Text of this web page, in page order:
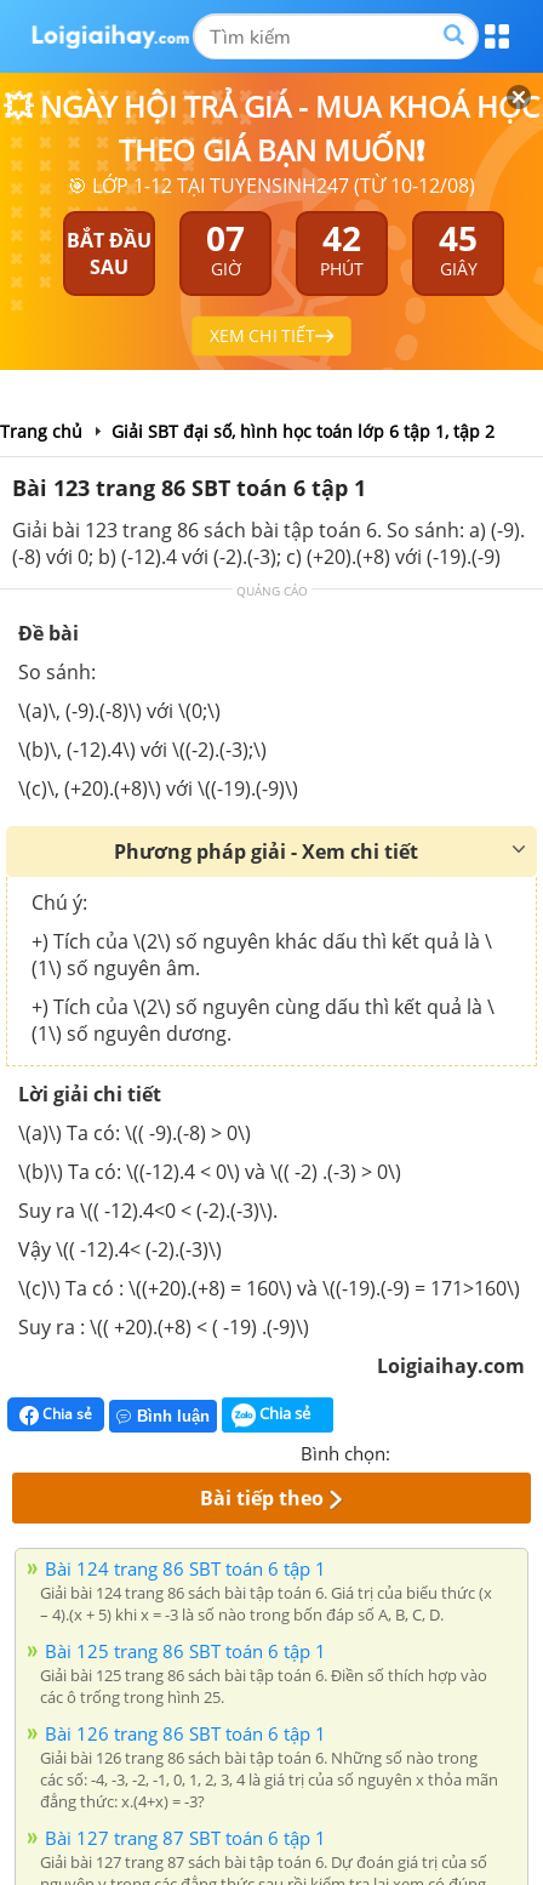
💥 NGÀY HỘI TRẢ GIÁ - MUA KHOÁ HỌC
THEO GIÁ BẠN MUỐN❗
🎯 LỚP 1-12 TẠI TUYENSINH247 (TỪ 10-12/08)
BẮT ĐẦU
SAU
07
GIỜ
42
PHÚT
44
GIÂY
XEM CHI TIẾT
Trang chủ Giải SBT đại số, hình học toán lớp 6 tập 1, tập 2
Bài 123 trang 86 SBT toán 6 tập 1
Giải bài 123 trang 86 sách bài tập toán 6. So sánh: a) (-9).
(-8) với 0; b) (-12).4 với (-2).(-3); c) (+20).(+8) với (-19).(-9)
QUẢNG CÁO
Đề bài
So sánh:
\(a)\, (-9).(-8)\) với \(0;\)
\(b)\, (-12).4\) với \((-2).(-3);\)
\(c)\, (+20).(+8)\) với \((-19).(-9)\)
Phương pháp giải - Xem chi tiết
Chú ý:
+) Tích của \(2\) số nguyên khác dấu thì kết quả là \
(1\) số nguyên âm.
+) Tích của \(2\) số nguyên cùng dấu thì kết quả là \
(1\) số nguyên dương.
Lời giải chi tiết
\(a)\) Ta có: \(( -9).(-8) > 0\)
\(b)\) Ta có: \((-12).4 < 0\) và \(( -2) .(-3) > 0\)
Suy ra \(( -12).4<0 < (-2).(-3)\).
Vậy \(( -12).4< (-2).(-3)\)
\(c)\) Ta có : \((+20).(+8) = 160\) và \((-19).(-9) = 171>160\)
Suy ra : \(( +20).(+8) < ( -19) .(-9)\)
Loigiaihay.com
Chia sẻ Bình luận Chia sẻ
Bình chọn:
Bài tiếp theo
Bài 124 trang 86 SBT toán 6 tập 1
Giải bài 124 trang 86 sách bài tập toán 6. Giá trị của biểu thức (x
– 4).(x + 5) khi x = -3 là số nào trong bốn đáp số A, B, C, D.
Bài 125 trang 86 SBT toán 6 tập 1
Giải bài 125 trang 86 sách bài tập toán 6. Điền số thích hợp vào
các ô trống trong hình 25.
Bài 126 trang 86 SBT toán 6 tập 1
Giải bài 126 trang 86 sách bài tập toán 6. Những số nào trong
các số: -4, -3, -2, -1, 0, 1, 2, 3, 4 là giá trị của số nguyên x thỏa mãn
đẳng thức: x.(4+x) = -3?
Bài 127 trang 87 SBT toán 6 tập 1
Giải bài 127 trang 87 sách bài tập toán 6. Dự đoán giá trị của số